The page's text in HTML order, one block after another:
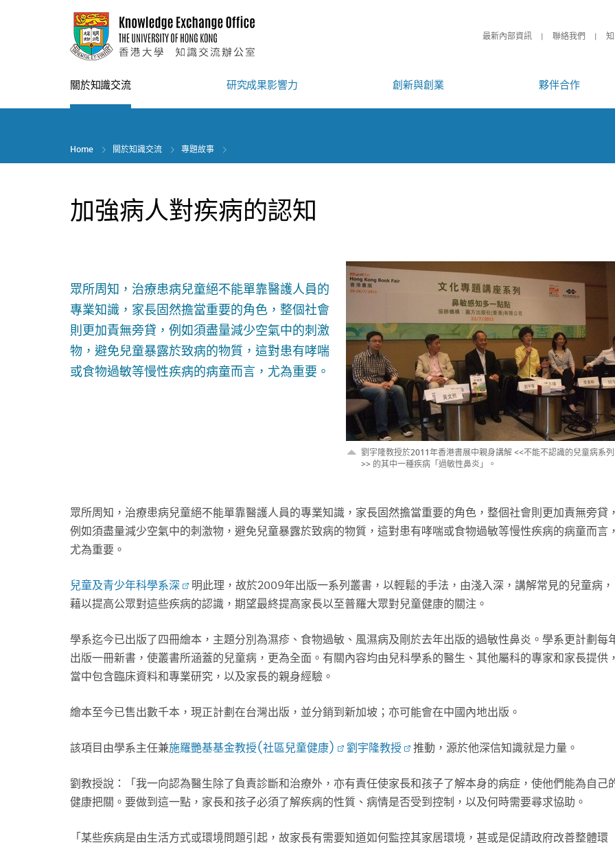
最新內部資訊 聯絡我們
關於知識交流 研究成果影響力 創新與創業 夥伴合作
Home 關於知識交流 專題故事
加強病人對疾病的認知
眾所周知，治療患病兒童絕不能單靠醫護人員的
專業知識，家長固然擔當重要的角色，整個社會
則更加責無旁貸，例如須盡量減少空氣中的刺激
物，避免兒童暴露於致病的物質，這對患有哮喘
或食物過敏等慢性疾病的病童而言，尤為重要。
劉宇隆教授於2011年香港書展中親身講解 <<不能不認識的兒童病系列
>> 的其中一種疾病「過敏性鼻炎」。
眾所周知，治療患病兒童絕不能單靠醫護人員的專業知識，家長固然擔當重要的角色，整個社會則更加責無旁貸，
例如須盡量減少空氣中的刺激物，避免兒童暴露於致病的物質，這對患有哮喘或食物過敏等慢性疾病的病童而言，
尤為重要。
兒童及青少年科學系深
明此理，故於2009年出版一系列叢書，以輕鬆的手法，由淺入深，講解常見的兒童病，
藉以提高公眾對這些疾病的認識，期望最終提高家長以至普羅大眾對兒童健康的關注。
學系迄今已出版了四冊繪本，主題分別為濕疹、食物過敏、風濕病及剛於去年出版的過敏性鼻炎。學系更計劃每
出版一冊新書，使叢書所涵蓋的兒童病，更為全面。有關內容均由兒科學系的醫生、其他屬科的專家和家長提供，
當中包含臨床資料和專業研究，以及家長的親身經驗。
繪本至今已售出數千本，現正計劃在台灣出版，並分銷到新加坡；亦可能會在中國內地出版。
該項目由學系主任兼施羅艷基基金教授(社區兒童健康) 劉宇隆教授 推動，源於他深信知識就是力量。
劉教授說：「我一向認為醫生除了負責診斷和治療外，亦有責任使家長和孩子了解本身的病症，使他們能為自己
健康把關。要做到這一點，家長和孩子必須了解疾病的性質、病情是否受到控制，以及何時需要尋求協助。
「某些疾病是由生活方式或環境問題引起，故家長有需要知道如何監控其家居環境，甚或是促請政府改善整體環